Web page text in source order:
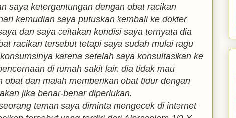
saya ketergantungan dengan obat racikan
kemudian saya putuskan kembali ke dokter
dan saya ceitakan kondisi saya ternyata dia
racikan tersebut tetapi saya sudah mulai ragu
karena setelah saya konsultasikan ke
di rumah sakit lain dia tidak mau
obat dan malah memberikan obat tidur dengan
jika benar-benar diperlukan.
teman saya diminta mengecek di internet